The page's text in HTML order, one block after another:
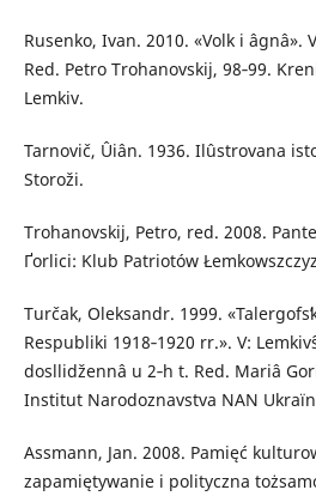
Rusenko, Іvan. 2010. «Volk і âgnâ».
Red. Petro Trohanovskіj, 98‑99.
Lemkіv.
Tarnovič, Ûіân. 1936. Іlûstrovana
Storožі.
Trohanovskіj, Petro, red. 2008.
Ґorlicі: Klub Patriotów
Turčak, Oleksandr. 1999.
Respublіki 1918‑1920 rr.». V:
dosllіdžennâ u 2‑h t. Red. Marіâ
Іnstitut Narodoznavstva NAN
Assmann, Jan. 2008. Pamięć
zapamiętywanie i polityczna